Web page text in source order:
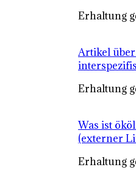
Erhaltung
Artikel
Erhaltung
Was ist
(externer
Erhaltung